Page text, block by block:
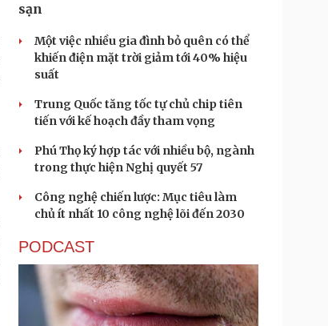
sạn
Một việc nhiều gia đình bỏ quên có thể
khiến điện mặt trời giảm tới 40% hiệu
suất
Trung Quốc tăng tốc tự chủ chip tiên
tiến với kế hoạch đầy tham vọng
Phú Thọ ký hợp tác với nhiều bộ, ngành
trong thực hiện Nghị quyết 57
Công nghệ chiến lược: Mục tiêu làm
chủ ít nhất 10 công nghệ lõi đến 2030
PODCAST